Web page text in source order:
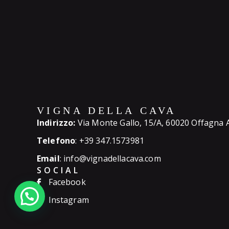
Indirizzo: Via Monte Gallo, 15/A, 60020 Offagna
Telefono: +39 347.1573981
Email: info@vignadellacava.com
SOCIAL
Facebook
Instagram